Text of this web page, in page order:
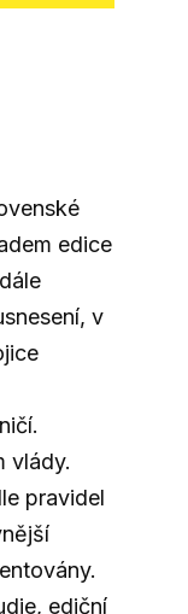
edice
v
vlády.
pravidel
ediční